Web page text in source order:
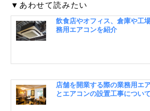
▼あわせて読みたい
飲食店やオフィス、倉庫や工
務用エアコンを紹介
店舗を開業する際の業務用エ
とエアコンの設置工事につい